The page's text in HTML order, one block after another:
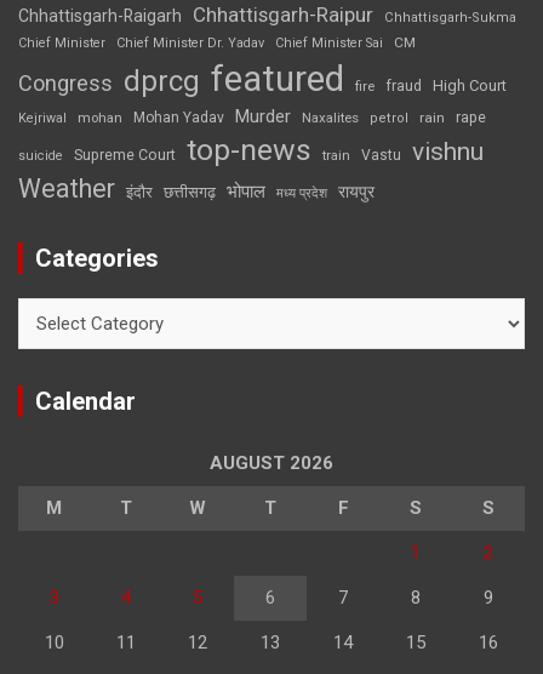
Chhattisgarh-Raigarh Chhattisgarh-Raipur
Chhattisgarh-Sukma
Chief Minister
Chief Minister Dr. Yadav Chief Minister Sai CM
Congress dprcg featured fire fraud High Court
Kejriwal mohan Mohan Yadav Murder Naxalites petrol rain rape
suicide Supreme Court top-news train Vastu vishnu
Weather इंदौर छत्तीसगढ़ भोपाल मध्य प्रदेश रायपुर
Categories
Calendar
AUGUST 2026
M T W T F S S
1 2
3 4 5 6 7 8 9
10 11 12 13 14 15 16